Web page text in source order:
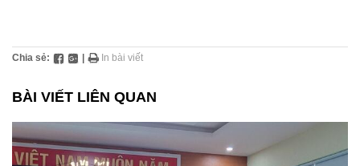
Chia sẻ: In bài viết
BÀI VIẾT LIÊN QUAN